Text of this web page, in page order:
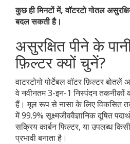
कुछ ही मिनटों में, वॉटरटो गोतल
बदल सकती है।
असुरक्षित पीने के
फ़िल्टर क्यों चुनें?
वाटरटोगो पोर्टेबल वॉटर फ़िल्टर
वे नवीनतम 3-इन-1 निस्पंदन तकनीकों
हैं। मूल रूप से नासा के लिए विकसित
में 99.9% सूक्ष्मजीववैज्ञानिक दूषित
सक्रिय कार्बन फिल्टर, या उपलब्ध
प्रभावी बनाता है।